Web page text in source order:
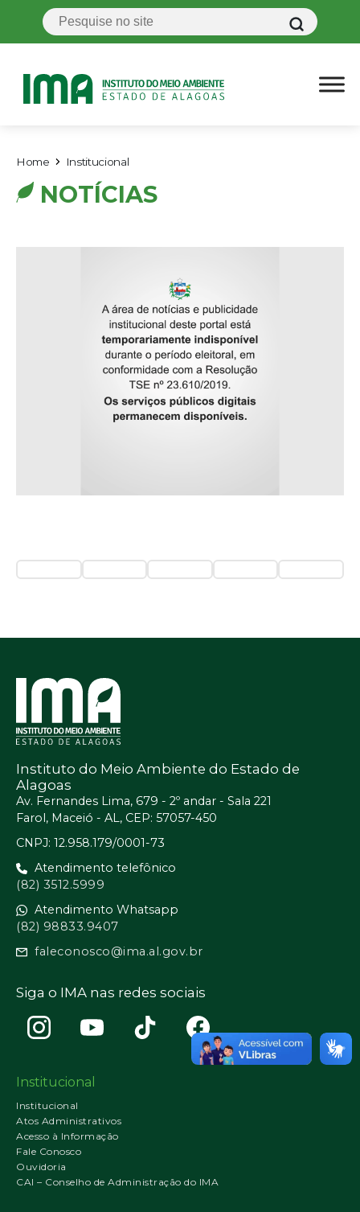
Home Institucional
NOTÍCIAS
Instituto do Meio Ambiente do Estado de
Alagoas
Av. Fernandes Lima, 679 - 2º andar - Sala 221
Farol, Maceió - AL, CEP: 57057-450
CNPJ: 12.958.179/0001-73
Atendimento telefônico
(82) 3512.5999
Atendimento Whatsapp
(82) 98833.9407
faleconosco@ima.al.gov.br
Siga o IMA nas redes sociais
Institucional
Institucional
Atos Administrativos
Acesso à Informação
Fale Conosco
Ouvidoria
CAI – Conselho de Administração do IMA